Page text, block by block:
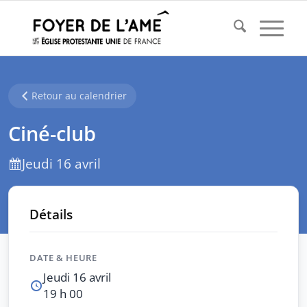
Retour au calendrier
Ciné-club
Jeudi 16 avril
Détails
DATE & HEURE
Jeudi 16 avril
19 h 00